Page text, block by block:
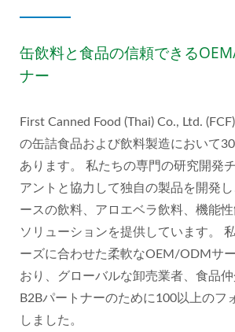
缶飲料と食品の信頼できる
ナー
First Canned Food (Thai) Co., Ltd.
の缶詰食品および飲料製造において
あります。 私たちの専門の研究開発
アントと協力して独自の製品を開発
ースの飲料、アロエベラ飲料、機能
ソリューションを提供しています。
ーズに合わせた柔軟なOEM/ODMサ
おり、グローバルな卸売業者、食品仲
B2Bパートナーのために100以上のフ
しました。